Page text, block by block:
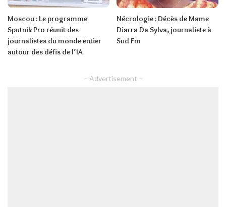
Moscou : Le programme
Sputnik Pro réunit des
journalistes du monde entier
autour des défis de l’IA
Nécrologie : Décès de Mame
Diarra Da Sylva, journaliste à
Sud Fm
– Advertisement –